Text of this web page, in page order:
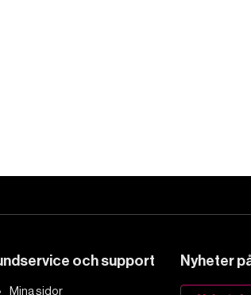
och support
Mina sidor
Nyheter